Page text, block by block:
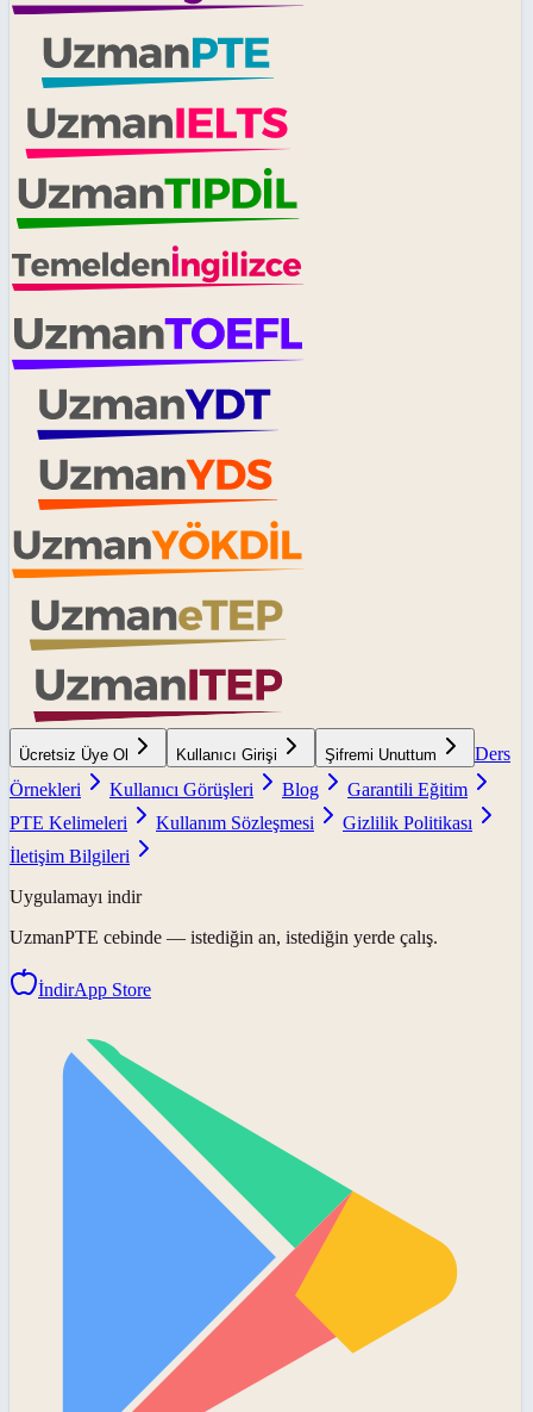
Ücretsiz Üye Ol Kullanıcı Girişi Şifremi Unuttum
Ders
Örnekleri
Kullanıcı Görüşleri Blog
Garantili Eğitim
PTE Kelimeleri
Kullanım Sözleşmesi
Gizlilik Politikası
İletişim Bilgileri
Uygulamayı indir
UzmanPTE cebinde — istediğin an, istediğin yerde çalış.
İndirApp Store